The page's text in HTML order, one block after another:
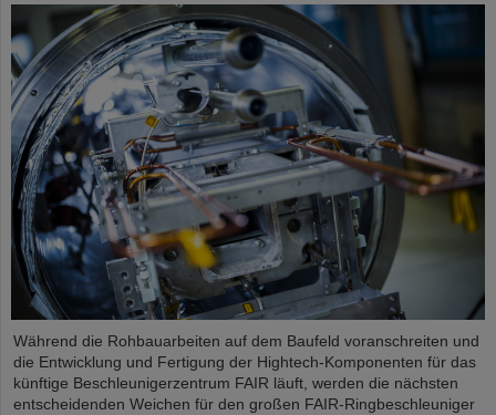
Während die Rohbauarbeiten auf dem Baufeld voranschreiten und
die Entwicklung und Fertigung der Hightech-Komponenten für das
künftige Beschleunigerzentrum FAIR läuft, werden die nächsten
entscheidenden Weichen für den großen FAIR-Ringbeschleuniger